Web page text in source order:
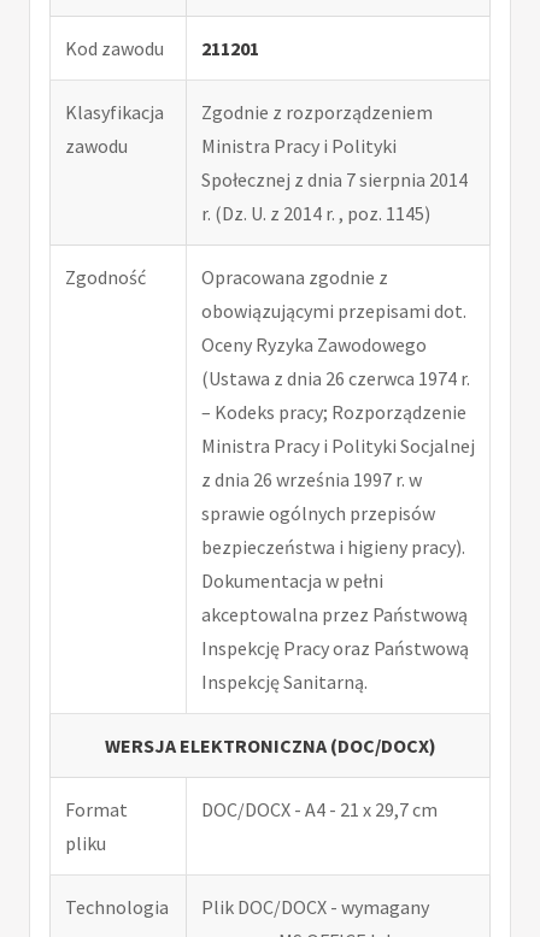
Kod zawodu 211201
Klasyfikacja
zawodu
Zgodnie z rozporządzeniem
Ministra Pracy i Polityki
Społecznej z dnia 7 sierpnia 2014
r. (Dz. U. z 2014 r. , poz. 1145)
Zgodność
Opracowana zgodnie z
obowiązującymi przepisami dot.
Oceny Ryzyka Zawodowego
(Ustawa z dnia 26 czerwca 1974 r.
– Kodeks pracy; Rozporządzenie
Ministra Pracy i Polityki Socjalnej
z dnia 26 września 1997 r. w
sprawie ogólnych przepisów
bezpieczeństwa i higieny pracy).
Dokumentacja w pełni
akceptowalna przez Państwową
Inspekcję Pracy oraz Państwową
Inspekcję Sanitarną.
WERSJA ELEKTRONICZNA (DOC/DOCX)
Format
pliku
DOC/DOCX - A4 - 21 x 29,7 cm
Technologia
Plik DOC/DOCX - wymagany